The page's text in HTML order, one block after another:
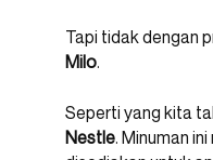
Tapi tidak dengan
Milo.
Seperti yang kita
Nestle. Minuman